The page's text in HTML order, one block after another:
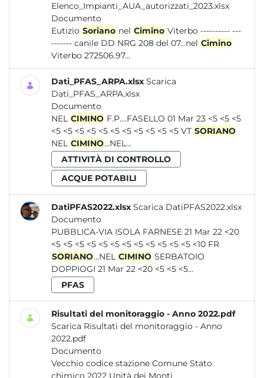
Elenco_Impianti_AUA_autorizzati_2023.xlsx
Documento
Eutizio Soriano nel Cimino Viterbo ---------- ---
------- canile DD NRG 208 del 07...nel Cimino
Viterbo 272506.97...
Dati_PFAS_ARPA.xlsx Scarica
Dati_PFAS_ARPA.xlsx
Documento
NEL CIMINO F.P....FASELLO 01 Mar 23 <5 <5 <5
<5 <5 <5 <5 <5 <5 <5 <5 <5 <5 <5 VT SORIANO
NEL CIMINO...NEL...
ATTIVITÀ DI CONTROLLO
ACQUE POTABILI
DatiPFAS2022.xlsx Scarica DatiPFAS2022.xlsx
Documento
PUBBLICA-VIA ISOLA FARNESE 21 Mar 22 <20
<5 <5 <5 <5 <5 <5 <5 <5 <5 <5 <5 <5 <10 FR
SORIANO...NEL CIMINO SERBATOIO
DOPPIOGI 21 Mar 22 <20 <5 <5 <5...
PFAS
Risultati del monitoraggio - Anno 2022.pdf
Scarica Risultati del monitoraggio - Anno
2022.pdf
Documento
Vecchio codice stazione Comune Stato
chimico 2022 Unità dei Monti